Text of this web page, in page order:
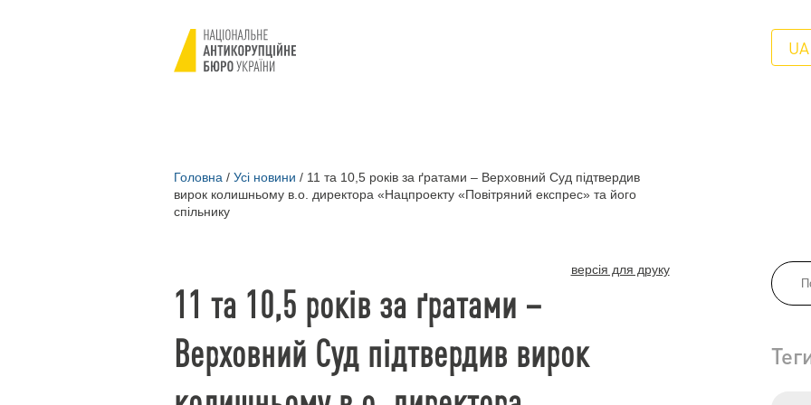
UA
Головна / Усі новини / 11 та 10,5 років за ґратами – Верховний Суд підтвердив
вирок колишньому в.о. директора «Нацпроекту «Повітряний експрес» та його
спільнику
версія для друку
11 та 10,5 років за ґратами –
Верховний Суд підтвердив вирок